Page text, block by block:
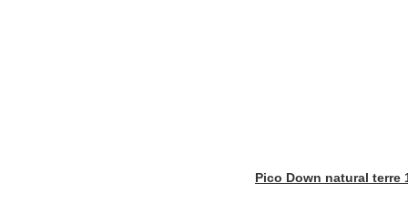
Pico Down natural terre